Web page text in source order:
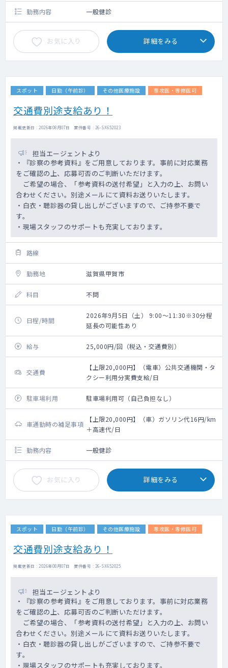
勤務内容 一般健診
お気に入り 詳細をみる
スポット 日勤（午前診） その他医療施設 専攻医・専修医可
交通費別途支給あり！
掲載更新日 : 2026年08月07日 案件番号 : 26-SX652023
担当エージェントより
・『診察の参考資料』をご用意しております。事前に対応業務
をご確認の上、応募可否のご判断いただけます。
ご希望の場合、「参考資料の送付希望」と入力の上、お問い
合わせください。別途メールにて資料お送りいたします。
・白衣・聴診器の貸し出しがございますので、ご持参不要で
す。
・現場スタッフのサポートも充実しております。
路線
勤務地 滋賀県甲賀市
科目 不問
日程/時間
2026年9月5日（土） 9:00～11:30※30分程
延長の可能性あり
給与 25,000円/回（税込・交通費別）
交通費
【上限20,000円】（電車）公共交通機関・タ
クシー利用分実費支給/日
駐車場利用 駐車場利用可（自己負担なし）
車通勤時の補足事項
【上限20,000円】（車）ガソリン代16円/km
＋高速代/日
勤務内容 一般健診
お気に入り 詳細をみる
スポット 日勤（午前診） その他医療施設 専攻医・専修医可
交通費別途支給あり！
掲載更新日 : 2026年08月07日 案件番号 : 26-SX652025
担当エージェントより
・『診察の参考資料』をご用意しております。事前に対応業務
をご確認の上、応募可否のご判断いただけます。
ご希望の場合、「参考資料の送付希望」と入力の上、お問い
合わせください。別途メールにて資料お送りいたします。
・白衣・聴診器の貸し出しがございますので、ご持参不要で
す。
・現場スタッフのサポートも充実しております。